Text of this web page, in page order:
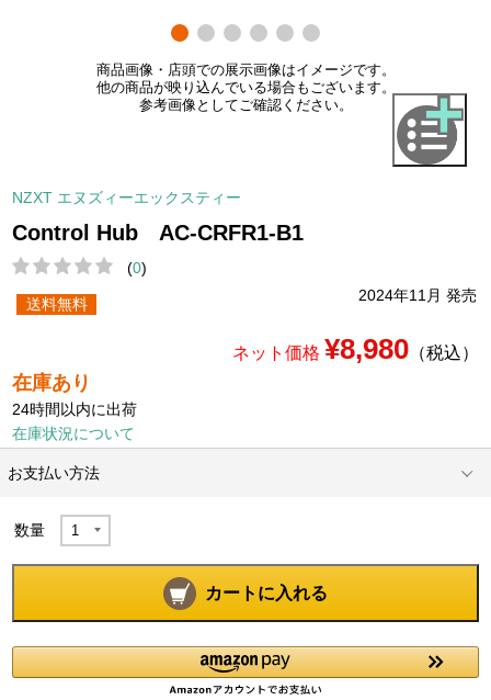
商品画像・店頭での展示画像はイメージです。
他の商品が映り込んでいる場合もございます。
参考画像としてご確認ください。
NZXT エヌズィーエックスティー
Control Hub AC-CRFR1-B1
(0)
2024年11月 発売
送料無料
ネット価格 ¥8,980（税込）
在庫あり
24時間以内に出荷
在庫状況について
お支払い方法
数量
カートに入れる